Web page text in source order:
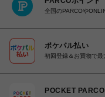
全国のPARCOや
ポケパル払い
初回登録＆お買物で
POCKET PARCO